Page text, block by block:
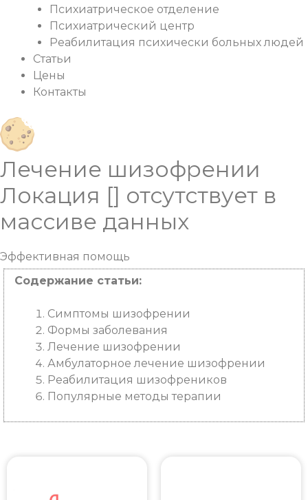
Психиатрическое отделение
Психиатрический центр
Реабилитация психически больных людей
Статьи
Цены
Контакты
Лечение шизофрении
Локация [] отсутствует в
массиве данных
Эффективная помощь
Содержание статьи:
Симптомы шизофрении
Формы заболевания
Лечение шизофрении
Амбулаторное лечение шизофрении
Реабилитация шизофреников
Популярные методы терапии